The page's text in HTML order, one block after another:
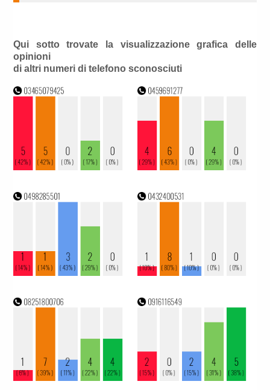
Qui sotto trovate la visualizzazione grafica delle
opinioni
di altri numeri di telefono sconosciuti